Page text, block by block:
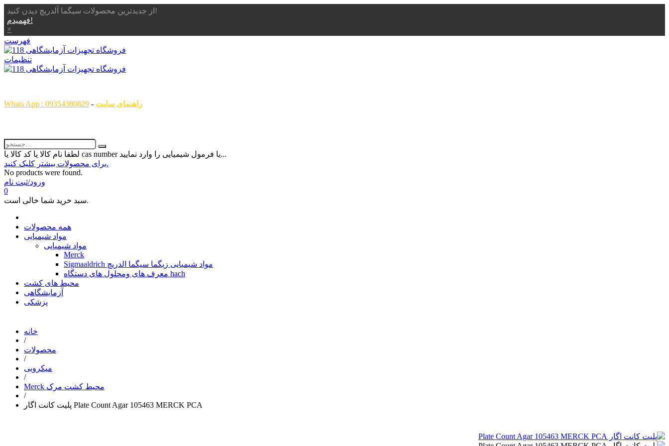
از جدیدترین محصولات سیگما آلدریچ دیدن کنید!
فهمیدم!
×
فهرست
تنظیمات
Whats App : 09354380829 - راهنمای سایت
لطفا نام کالا یا کد کالا یا cas number یا فرمول شیمیایی را وارد نمایید...
برای محصولات بیشتر کلیک کنید.
No products were found.
ورود/ثبت نام
0
سبد خرید شما خالی است.
همه محصولات
مواد شیمیایی
مواد شیمیایی
Merck
Sigmaaldrich مواد شیمیایی زیگما سیگما الدریچ
معرف های ومحلول های دستگاه hach
محیط های کشت
آزمایشگاهی
پزشکی
خانه
/
محصولات
/
میکروبی
/
Merck محیط کشت مرک
/
پلیت کانت اگار Plate Count Agar 105463 MERCK PCA